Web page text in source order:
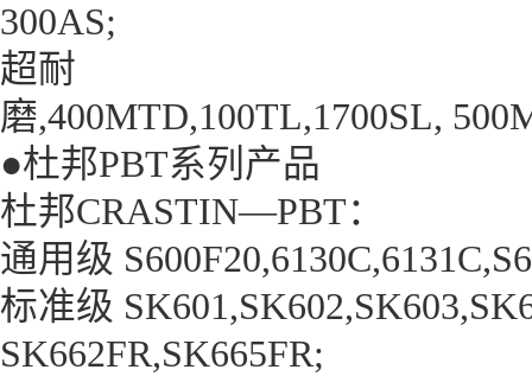
300AS;
超耐
磨,400MTD,100TL,1700SL,
●杜邦PBT系列产品
杜邦CRASTIN—PBT：
通用级
标准级
SK662FR,SK665FR;